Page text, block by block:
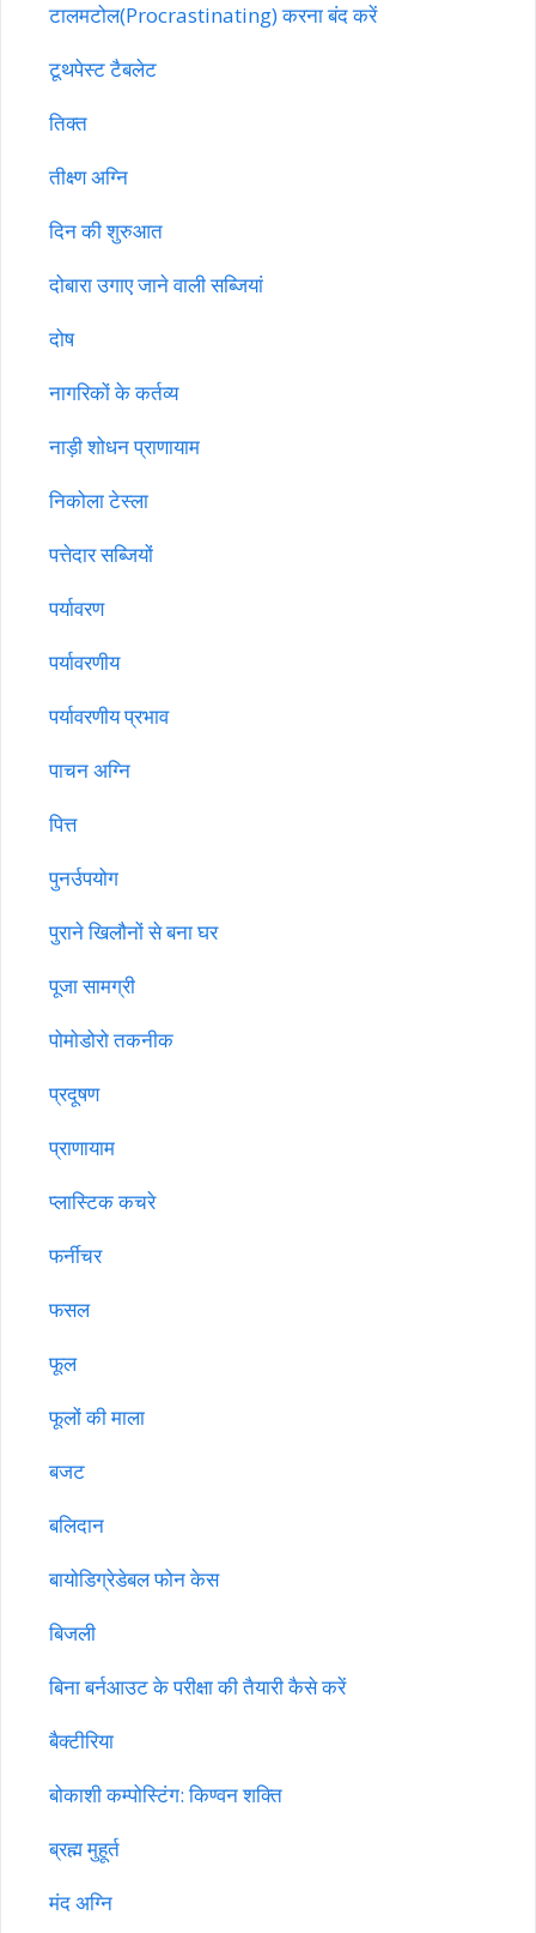
टालमटोल(Procrastinating) करना बंद करें
टूथपेस्ट टैबलेट
तिक्त
तीक्ष्ण अग्नि
दिन की शुरुआत
दोबारा उगाए जाने वाली सब्जियां
दोष
नागरिकों के कर्तव्य
नाड़ी शोधन प्राणायाम
निकोला टेस्ला
पत्तेदार सब्जियों
पर्यावरण
पर्यावरणीय
पर्यावरणीय प्रभाव
पाचन अग्नि
पित्त
पुनर्उपयोग
पुराने खिलौनों से बना घर
पूजा सामग्री
पोमोडोरो तकनीक
प्रदूषण
प्राणायाम
प्लास्टिक कचरे
फर्नीचर
फसल
फूल
फूलों की माला
बजट
बलिदान
बायोडिग्रेडेबल फोन केस
बिजली
बिना बर्नआउट के परीक्षा की तैयारी कैसे करें
बैक्टीरिया
बोकाशी कम्पोस्टिंग: किण्वन शक्ति
ब्रह्म मुहूर्त
मंद अग्नि